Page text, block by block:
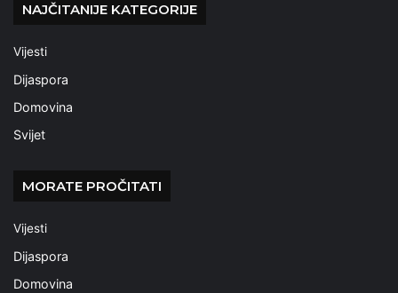
NAJČITANIJE KATEGORIJE
Vijesti
Dijaspora
Domovina
Svijet
MORATE PROČITATI
Vijesti
Dijaspora
Domovina